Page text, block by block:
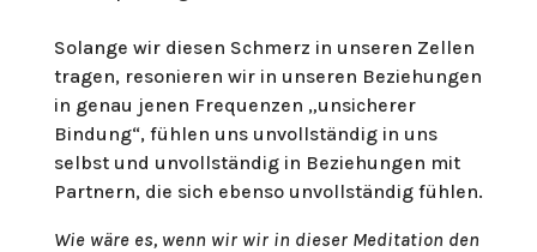
Solange wir diesen Schmerz in unseren Zellen
tragen, resonieren wir in unseren Beziehungen
in genau jenen Frequenzen „unsicherer
Bindung“, fühlen uns unvollständig in uns
selbst und unvollständig in Beziehungen mit
Partnern, die sich ebenso unvollständig fühlen.
Wie wäre es, wenn wir wir in dieser Meditation den